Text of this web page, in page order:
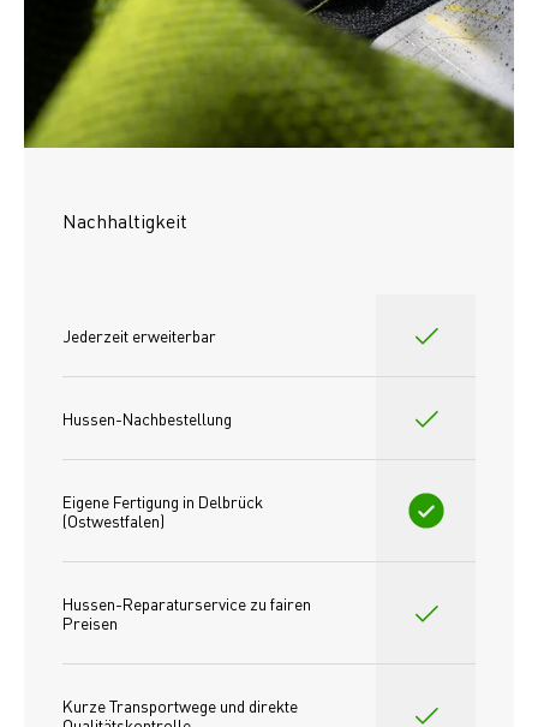
Nachhaltigkeit
Jederzeit erweiterbar
Hussen-Nachbestellung
Eigene Fertigung in Delbrück
(Ostwestfalen)
Hussen-Reparaturservice zu fairen
Preisen​
Kurze Transportwege und direkte